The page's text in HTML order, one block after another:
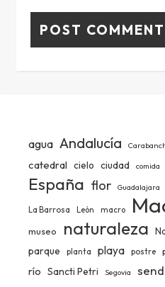
agua Andalucía
catedral cielo ciudad comida
España flor Guadalajara
La Barrosa León macro
museo naturaleza
parque planta playa postre
río Sancti Petri Segovia